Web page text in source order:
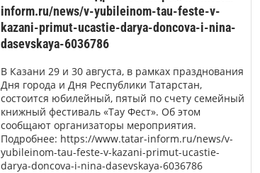
inform.ru/news/v-yubileinom-tau-feste-v-
kazani-primut-ucastie-darya-doncova-i-nina-
dasevskaya-6036786
В Казани 29 и 30 августа, в рамках празднования
Дня города и Дня Республики Татарстан,
состоится юбилейный, пятый по счету семейный
книжный фестиваль «Тау Фест». Об этом
сообщают организаторы мероприятия.
Подробнее: https://www.tatar-inform.ru/news/v-
yubileinom-tau-feste-v-kazani-primut-ucastie-
darya-doncova-i-nina-dasevskaya-6036786